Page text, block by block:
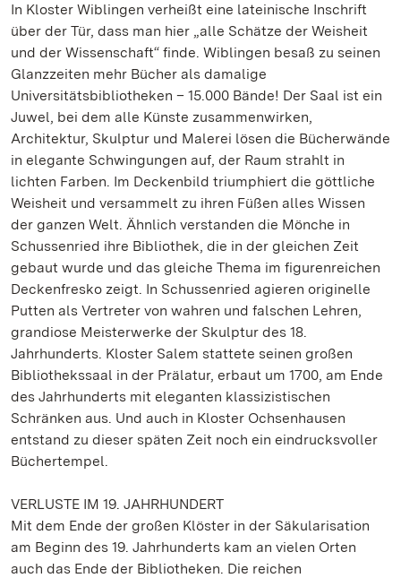
In Kloster Wiblingen verheißt eine lateinische Inschrift
über der Tür, dass man hier „alle Schätze der Weisheit
und der Wissenschaft“ finde. Wiblingen besaß zu seinen
Glanzzeiten mehr Bücher als damalige
Universitätsbibliotheken – 15.000 Bände! Der Saal ist ein
Juwel, bei dem alle Künste zusammenwirken,
Architektur, Skulptur und Malerei lösen die Bücherwände
in elegante Schwingungen auf, der Raum strahlt in
lichten Farben. Im Deckenbild triumphiert die göttliche
Weisheit und versammelt zu ihren Füßen alles Wissen
der ganzen Welt. Ähnlich verstanden die Mönche in
Schussenried ihre Bibliothek, die in der gleichen Zeit
gebaut wurde und das gleiche Thema im figurenreichen
Deckenfresko zeigt. In Schussenried agieren originelle
Putten als Vertreter von wahren und falschen Lehren,
grandiose Meisterwerke der Skulptur des 18.
Jahrhunderts. Kloster Salem stattete seinen großen
Bibliothekssaal in der Prälatur, erbaut um 1700, am Ende
des Jahrhunderts mit eleganten klassizistischen
Schränken aus. Und auch in Kloster Ochsenhausen
entstand zu dieser späten Zeit noch ein eindrucksvoller
Büchertempel.
VERLUSTE IM 19. JAHRHUNDERT
Mit dem Ende der großen Klöster in der Säkularisation
am Beginn des 19. Jahrhunderts kam an vielen Orten
auch das Ende der Bibliotheken. Die reichen